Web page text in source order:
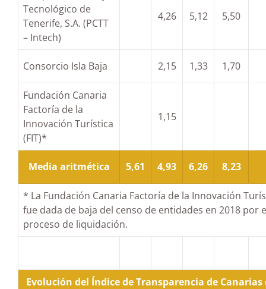
Tecnológico de
Tenerife, S.A. (PCTT
– Intech)
4,26 5,12 5,50
Consorcio Isla Baja 2,15 1,33 1,70
Fundación Canaria
Factoría de la
Innovación Turística
(FIT)*
1,15
Media aritmética 5,61 4,93 6,26 8,23
* La Fundación Canaria Factoría de la Innovación
fue dada de baja del censo de entidades en 2018 por
proceso de liquidación.
Evolución del Índice de Transparencia de Canarias